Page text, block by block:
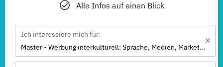
Alle Infos auf einen Blick
Ich interessiere mich für:
Master - Werbung interkulturell: Sprache, Medien, Marketing (DE/EN)